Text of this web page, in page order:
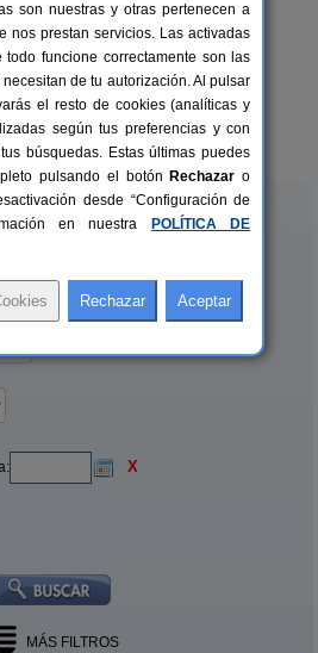
21+3 pers.
desde 30 €
Singular Casa
Juez
(Albacete)
X
MÁS FILTROS
son nuestras y otras pertenecen a
nos prestan servicios. Las activadas
funcione correctamente son las
de tu autorización. Al pulsar
el resto de cookies (analíticas y
según tus preferencias y con
búsquedas. Estas últimas puedes
pulsando el botón Rechazar o
desde “Configuración de
en nuestra
POLÍTICA DE